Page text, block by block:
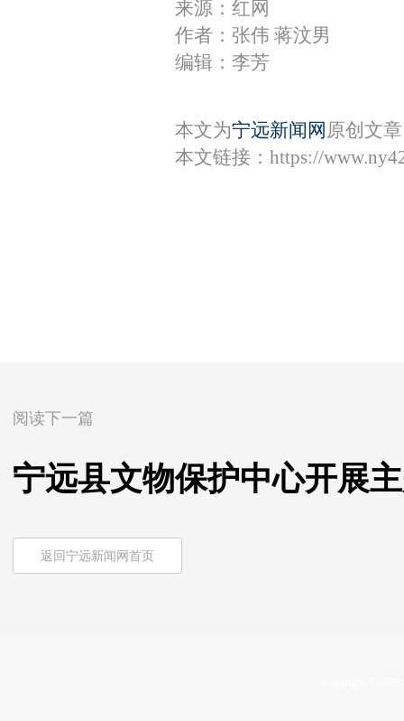
来源：红网
作者：张伟 蒋汶男
编辑：李芳
本文为宁远新闻网 原创文
本文链接： https://
阅读下一篇
宁远县文物保护中心开展
返回宁远新闻网首页